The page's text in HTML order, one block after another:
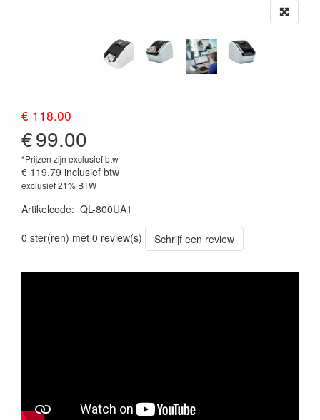
€ 118.00
€99.00
*Prijzen zijn exclusief btw
€ 119.79 inclusief btw
exclusief 21% BTW
Artikelcode: QL-800UA1
0 ster(ren) met 0 review(s)
Schrijf een review